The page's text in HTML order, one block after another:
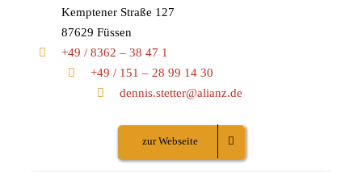
Kemptener Straße 127
87629 Füssen
+49 / 8362 – 38 47 1
+49 / 151 – 28 99 14 30
dennis.stetter@alianz.de
zur Webseite